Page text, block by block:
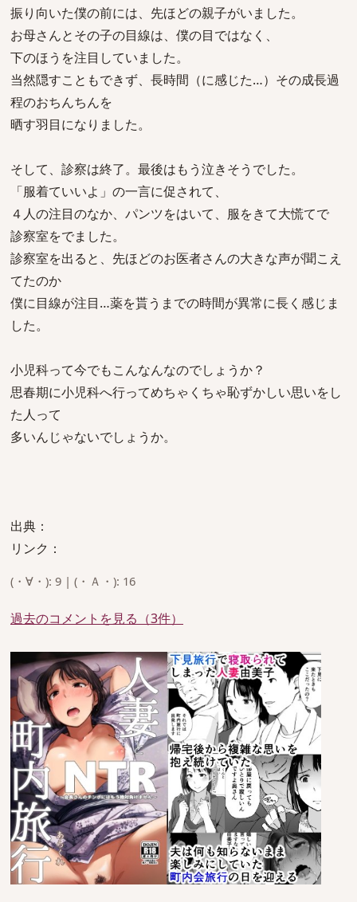
振り向いた僕の前には、先ほどの親子がいました。
お母さんとその子の目線は、僕の目ではなく、
下のほうを注目していました。
当然隠すこともできず、長時間（に感じた…）その成長過
程のおちんちんを
晒す羽目になりました。
そして、診察は終了。最後はもう泣きそうでした。
「服着ていいよ」の一言に促されて、
４人の注目のなか、パンツをはいて、服をきて大慌てで
診察室をでました。
診察室を出ると、先ほどのお医者さんの大きな声が聞こえ
てたのか
僕に目線が注目…薬を貰うまでの時間が異常に長く感じま
した。
小児科って今でもこんなんなのでしょうか？
思春期に小児科へ行ってめちゃくちゃ恥ずかしい思いをし
た人って
多いんじゃないでしょうか。
出典：
リンク：
(・∀・): 9 | (・Ａ・): 16
過去のコメントを見る（3件）